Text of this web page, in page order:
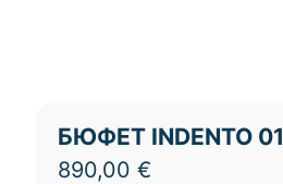
БЮФЕТ INDENTO 01
890,00 €